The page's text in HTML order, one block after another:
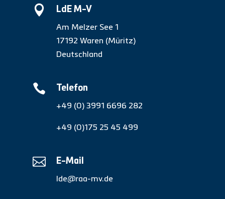
 LdE M-V
Am Melzer See 1
17192 Waren (Müritz)
Deutschland
 Telefon
+49 (0) 3991 6696 282
+49 (0)175 25 45 499
 E-Mail
lde@raa-mv.de